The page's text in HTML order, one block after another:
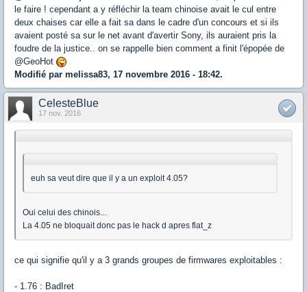
le faire ! cependant a y réfléchir la team chinoise avait le cul entre
deux chaises car elle a fait sa dans le cadre d'un concours et si ils
avaient posté sa sur le net avant d'avertir Sony, ils auraient pris la
foudre de la justice.. on se rappelle bien comment a finit l'épopée de
@GeoHot
Modifié par melissa83, 17 novembre 2016 - 18:42.
CelesteBlue
17 nov. 2016
euh sa veut dire que il y a un exploit 4.05?
Oui celui des chinois...
La 4.05 ne bloquait donc pas le hack d apres flat_z
ce qui signifie qu'il y a 3 grands groupes de firmwares exploitables :
- 1.76 : BadIret